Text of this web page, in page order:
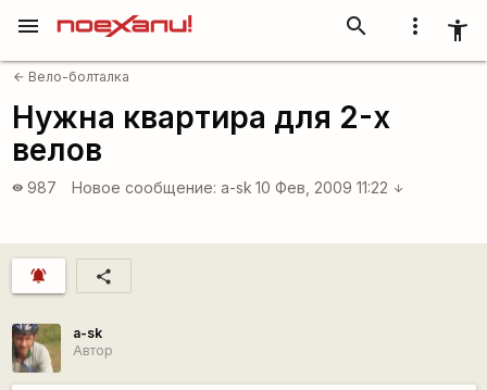
more_vert accessibility_new
search
menu
arrow_back Вело-болталка
Нужна квартира для 2-х
велов
visibility 987 Новое сообщение: a-sk 10 Фев, 2009 11:22 arrow_downward
notifications_active share
a-sk
Автор